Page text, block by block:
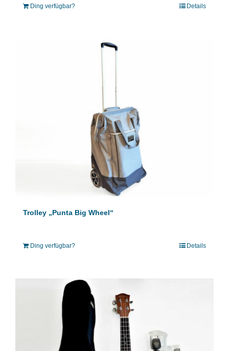
Ding verfügbar? Details
Trolley „Punta Big Wheel“
Ding verfügbar? Details